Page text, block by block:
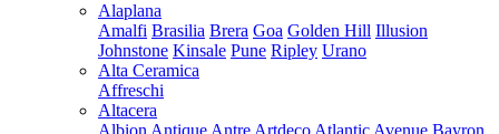
Alaplana
Amalfi Brasilia Brera Goa Golden Hill Illusion
Johnstone Kinsale Pune Ripley Urano
Alta Ceramica
Affreschi
Altacera